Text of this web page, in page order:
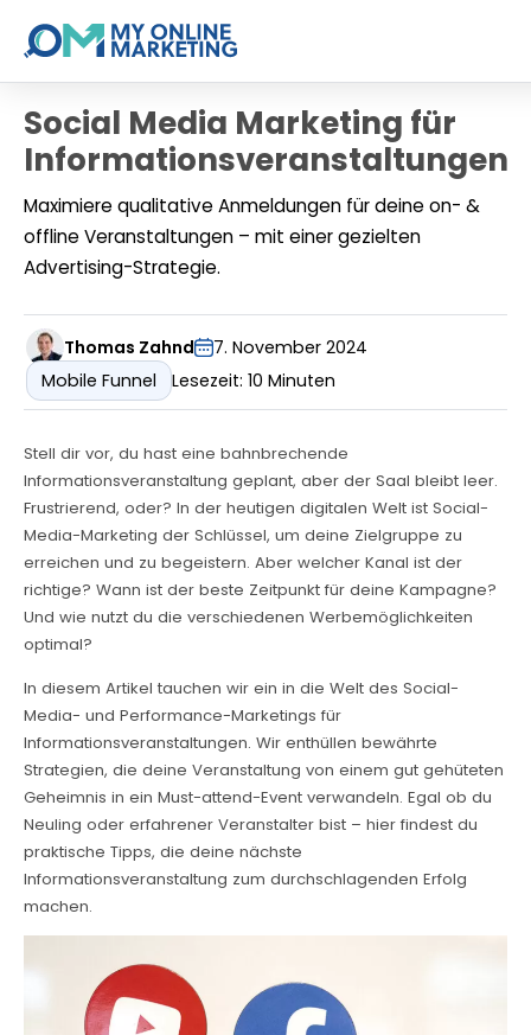
Social Media Marketing für
Informationsveranstaltungen
Maximiere qualitative Anmeldungen für deine on- &
offline Veranstaltungen – mit einer gezielten
Advertising-Strategie.
Thomas Zahnd
7. November 2024
Mobile Funnel
Lesezeit: 10 Minuten
Stell dir vor, du hast eine bahnbrechende
Informationsveranstaltung geplant, aber der Saal bleibt leer.
Frustrierend, oder? In der heutigen digitalen Welt ist Social-
Media-Marketing der Schlüssel, um deine Zielgruppe zu
erreichen und zu begeistern. Aber welcher Kanal ist der
richtige? Wann ist der beste Zeitpunkt für deine Kampagne?
Und wie nutzt du die verschiedenen Werbemöglichkeiten
optimal?
In diesem Artikel tauchen wir ein in die Welt des Social-
Media- und Performance-Marketings für
Informationsveranstaltungen. Wir enthüllen bewährte
Strategien, die deine Veranstaltung von einem gut gehüteten
Geheimnis in ein Must-attend-Event verwandeln. Egal ob du
Neuling oder erfahrener Veranstalter bist – hier findest du
praktische Tipps, die deine nächste
Informationsveranstaltung zum durchschlagenden Erfolg
machen.